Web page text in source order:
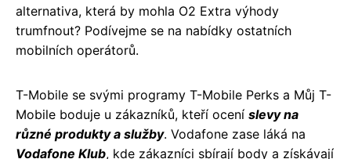
alternativa, která by mohla O2 Extra výhody
trumfnout? Podívejme se na nabídky ostatních
mobilních operátorů.
T-Mobile se svými programy T-Mobile Perks a Můj T-
Mobile boduje u zákazníků, kteří ocení slevy na
různé produkty a služby. Vodafone zase láká na
Vodafone Klub, kde zákazníci sbírají body a získávají